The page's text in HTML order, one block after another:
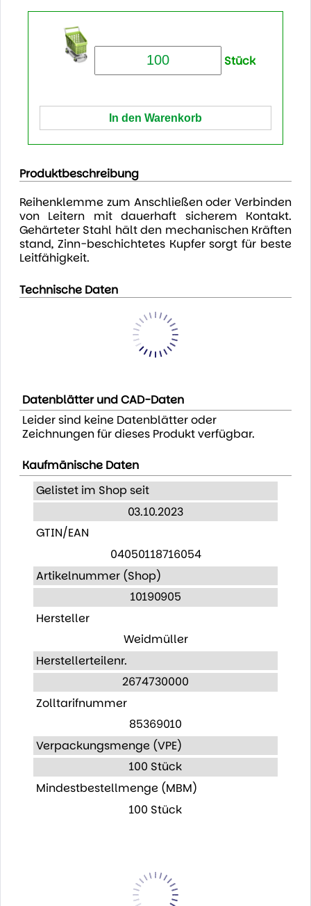
Stück
Produktbeschreibung
Reihenklemme zum Anschließen oder Verbinden
von Leitern mit dauerhaft sicherem Kontakt.
Gehärteter Stahl hält den mechanischen Kräften
stand, Zinn-beschichtetes Kupfer sorgt für beste
Leitfähigkeit.
Technische Daten
Datenblätter und CAD-Daten
Leider sind keine Datenblätter oder
Zeichnungen für dieses Produkt verfügbar.
Kaufmänische Daten
Gelistet im Shop seit
03.10.2023
GTIN/EAN
04050118716054
Artikelnummer (Shop)
10190905
Hersteller
Weidmüller
Herstellerteilenr.
2674730000
Zolltarifnummer
85369010
Verpackungsmenge (VPE)
100 Stück
Mindestbestellmenge (MBM)
100 Stück